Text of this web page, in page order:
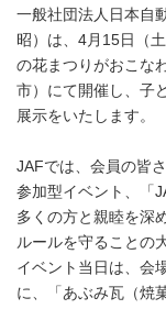
一般社団法人日本自
昭）は、4月15日（
の花まつりがおこな
市）にて開催し、子
展示をいたします。
JAFでは、会員の皆
参加型イベント、「
多くの方と親睦を深
ルールを守ることの
イベント当日は、会
に、「あぶみ瓦（焼